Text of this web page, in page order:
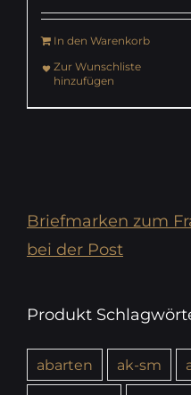
In den Warenkorb
Zur Wunschliste
hinzufügen
Briefmarken zum
bei der Post
Produkt
abarten ak-sm